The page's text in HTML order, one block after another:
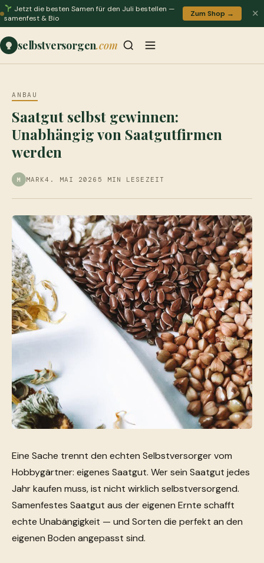
Jetzt die besten Samen für den Juli bestellen —
samenfest & Bio
Zum Shop → ✕
selbstversorgen.com
ANBAU
Saatgut selbst gewinnen:
Unabhängig von Saatgutfirmen
werden
M MARK4. MAI 2026 5 MIN LESEZEIT
Eine Sache trennt den echten Selbstversorger vom
Hobbygärtner: eigenes Saatgut. Wer sein Saatgut jedes
Jahr kaufen muss, ist nicht wirklich selbstversorgend.
Samenfestes Saatgut aus der eigenen Ernte schafft
echte Unabängigkeit — und Sorten die perfekt an den
eigenen Boden angepasst sind.